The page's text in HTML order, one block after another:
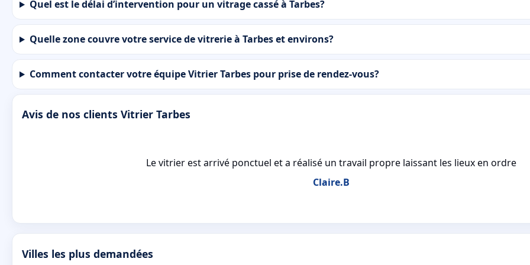
Quel est le délai d’intervention pour un vitrage cassé à Tarbes?
Quelle zone couvre votre service de vitrerie à Tarbes et environs?
Comment contacter votre équipe Vitrier Tarbes pour prise de rendez-vous?
Avis de nos clients Vitrier Tarbes
Le vitrier est arrivé ponctuel et a réalisé un travail propre laissant les lieux en ordre
Claire.B
Villes les plus demandées